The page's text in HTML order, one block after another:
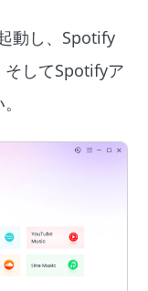
動し、Spotify
そしてSpotifyア